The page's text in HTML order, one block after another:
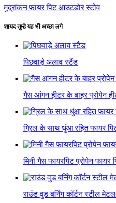
मुद्रांकन फायर पिट आउटडोर स्टोव
शायद तुम्हे यह भी अच्छा लगे
पिछवाड़े अलाव स्टैंड
गैस आंगन हीटर के बाहर प्रोपेन
ग्रिल के साथ धुंआ रहित फायर
मिनी गैस फायरपिट प्रोपेन फायर
राउंड वुड बर्निंग कॉर्टन स्टील